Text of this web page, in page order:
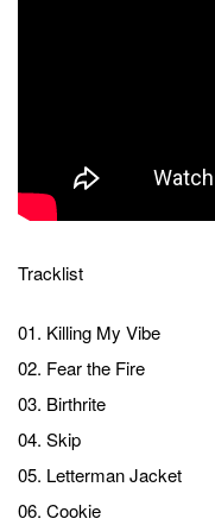
Tracklist
01. Killing My Vibe
02. Fear the Fire
03. Birthrite
04. Skip
05. Letterman Jacket
06. Cookie